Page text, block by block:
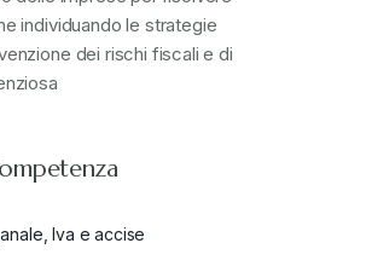
individuando le strategie
dei rischi fiscali e di
Iva e accise